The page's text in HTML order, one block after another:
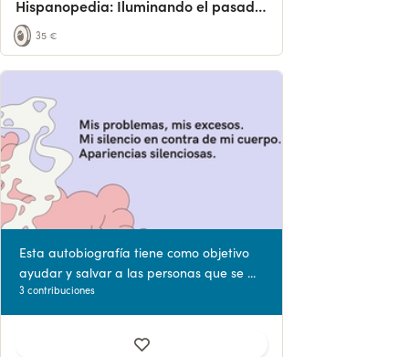
Hispanopedia: Iluminando el pasado, construyendo el futuro
35 €
Esta autobiografía tiene como objetivo
ayudar y salvar a las personas que se ...
3 contribuciones